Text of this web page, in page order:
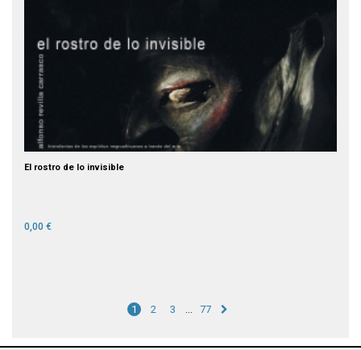
El rostro de lo invisible
0,00 €
1 2 3 77